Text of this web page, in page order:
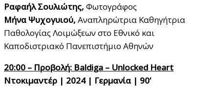
Ραφαήλ Σουλιώτης, Φωτογράφος
Μήνα Ψυχογυιού, Αναπληρώτρια Καθηγήτρια
Παθολογίας Λοιμώξεων στο Εθνικό και
Καποδιστριακό Πανεπιστήμιο Αθηνών
20:00 – Προβολή: Baldiga – Unlocked Heart
Ντοκιμαντέρ | 2024 | Γερμανία | 90’